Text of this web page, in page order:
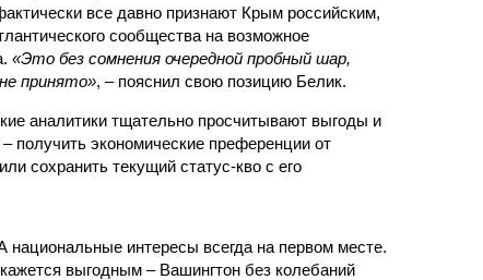
все давно признают Крым российским,
сообщества на возможное
«Это без сомнения очередной пробный шар,
принято», – пояснил свою позицию Белик.
аналитики тщательно просчитывают выгоды и
получить экономические преференции от
сохранить текущий статус-кво с его
интересы всегда на первом месте.
выгодным – Вашингтон без колебаний